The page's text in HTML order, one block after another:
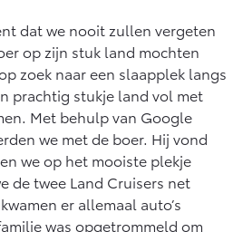
dat we nooit zullen vergeten
op zijn stuk land mochten
zoek naar een slaapplek langs
prachtig stukje land vol met
Met behulp van Google
we met de boer. Hij vond
we op het mooiste plekje
de twee Land Cruisers net
er allemaal auto’s
was opgetrommeld om